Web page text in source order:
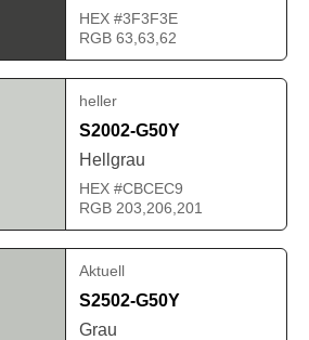
HEX #3F3F3E
RGB 63,63,62
heller
S2002-G50Y
Hellgrau
HEX #CBCEC9
RGB 203,206,201
Aktuell
S2502-G50Y
Grau